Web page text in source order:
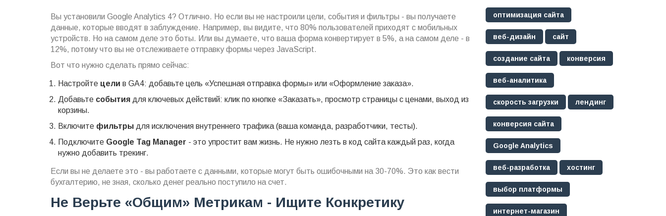
Вы установили Google Analytics 4? Отлично. Но если вы не настроили цели, события и фильтры - вы получаете
данные, которые вводят в заблуждение. Например, вы видите, что 80% пользователей приходят с мобильных
устройств. Но на самом деле это боты. Или вы думаете, что ваша форма конвертирует в 5%, а на самом деле - в
12%, потому что вы не отслеживаете отправку формы через JavaScript.
Вот что нужно сделать прямо сейчас:
Настройте цели в GA4: добавьте цель «Успешная отправка формы» или «Оформление заказа».
Добавьте события для ключевых действий: клик по кнопке «Заказать», просмотр страницы с ценами, выход из
корзины.
Включите фильтры для исключения внутреннего трафика (ваша команда, разработчики, тесты).
Подключите Google Tag Manager - это упростит вам жизнь. Не нужно лезть в код сайта каждый раз, когда
нужно добавить трекинг.
Если вы не делаете это - вы работаете с данными, которые могут быть ошибочными на 30-70%. Это как вести
бухгалтерию, не зная, сколько денег реально поступило на счет.
Не Верьте «общим» Метрикам - Ищите Конкретику
оптимизация сайта
веб-дизайн сайт
создание сайта конверсия
веб-аналитика
скорость загрузки лендинг
конверсия сайта
Google Analytics
веб-разработка хостинг
выбор платформы
интернет-магазин